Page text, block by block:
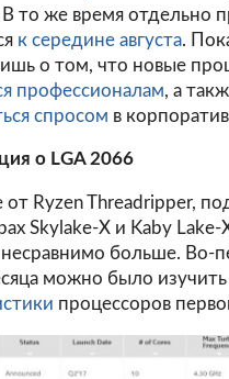
то же время отдельно
к середине августа.
о том, что новые
профессионалам, а
спросом в
о LGA 2066
от Ryzen Threadripper,
Skylake-X и Kaby
несравнимо больше. Во-
можно было изучить
процессоров